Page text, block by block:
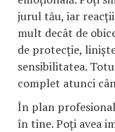
jurul tău, iar
mult decât de
de protecție,
sensibilitatea.
complet atunci
În plan
în tine. Poți avea